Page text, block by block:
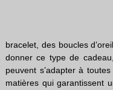
bracelet, des boucles
donner ce type de
peuvent s’adapter à
matières qui garantissent